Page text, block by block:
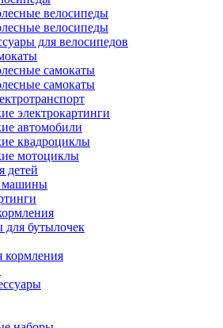
велосипеды
велосипеды
для велосипедов
самокаты
самокаты
электрокартинги
автомобили
квадроциклы
мотоциклы
детей
машины
для бутылочек
кормления